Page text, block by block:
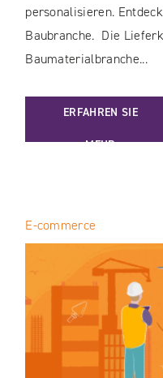
personalisieren.
Baubranche. Die
Baumaterialbranche...
ERFAHREN SIE
MEHR
: DIE ANWENDUNG
E-commerce